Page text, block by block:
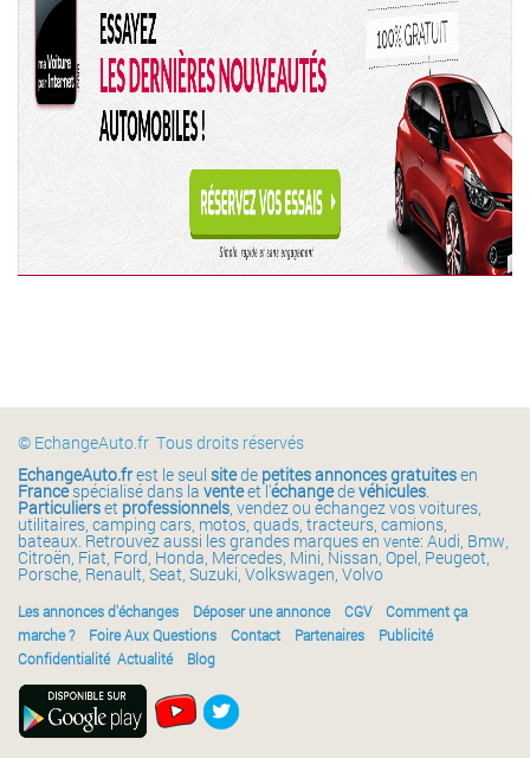
© EchangeAuto.fr Tous droits réservés
EchangeAuto.frest le seul sitede petites annonces gratuitesen
Francespécialisé dans la venteet l'échangedevéhicules.
Particulierset professionnels, vendez ou échangez vos voitures,
utilitaires, camping cars, motos, quads, tracteurs, camions,
bateaux. Retrouvez aussi les grandes marques en vente: Audi, Bmw,
Citroën, Fiat, Ford, Honda, Mercedes, Mini, Nissan, Opel, Peugeot,
Porsche, Renault, Seat, Suzuki, Volkswagen, Volvo
Les annonces d'échanges Déposer une annonce CGV
Comment ça
marche ?
Foire Aux Questions Contact Partenaires
Publicité
Confidentialité Actualité Blog